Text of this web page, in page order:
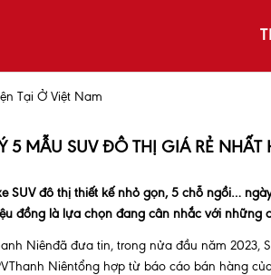
Tại Ở Việt Nam
5 MẪU SUV ĐÔ THỊ GIÁ RẺ NHẤT
SUV đô thị thiết kế nhỏ gọn, 5 chỗ ngồi…
đồng là lựa chọn đang cân nhắc với những
Niênđã đưa tin, trong nửa đầu năm 2023,
Niêntổng hợp từ báo cáo bán hàng